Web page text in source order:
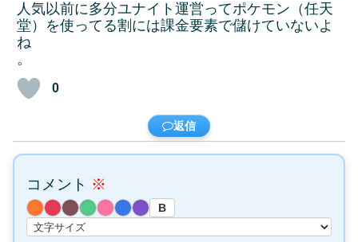
人気以前に多分ユナイト運営ってポケモン（任天
堂）を使ってる割には課金要素で儲けていないよ
ね
。
0
返信
コメント ※
B